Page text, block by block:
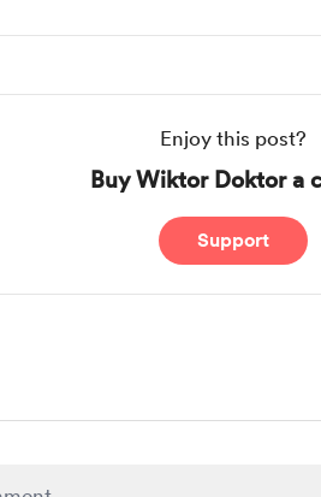
Enjoy this post?
Buy Wiktor Doktor a
Support